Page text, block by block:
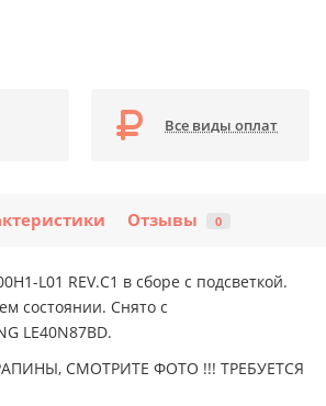
Все виды оплат
Отзывы 0
L01 REV.C1 в сборе с подсветкой.
состоянии. Снято с
LE40N87BD.
СМОТРИТЕ ФОТО !!! ТРЕБУЕТСЯ